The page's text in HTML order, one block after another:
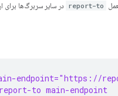
report-to در سایر سربرگ‌ها برای
endpoint="https://
to main-endpoint